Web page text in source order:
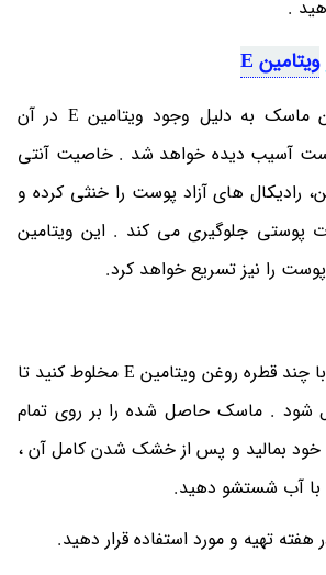
.
ویتامین E
استفاده مدوام از این ماسک به دلیل وجود ویتامین E در آن
آسیب دیده خواهد شد . خاصیت آنتی
رادیکال های آزاد پوست را خنثی کرده و
از بروز آکنه و ضایعات پوستی جلوگیری می ‎کند . این ویتامین
را نیز تسریع خواهد کرد.
یک قاشق آرد برنج را با چند قطره روغن ویتامین E مخلوط کنید تا
شود . ماسک حاصل شده را بر روی تمام
بمالید و پس از خشک شدن کامل آن ،
با آب شستشو دهید.
هفته تهیه و مورد استفاده قرار دهید.